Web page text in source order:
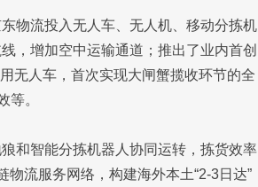
物流投入无人车、无人机、移动分拣机
，增加空中运输通道；推出了业内首创
无人车，首次实现大闸蟹揽收环节的全
等。
和智能分拣机器人协同运转，拣货效率
流服务网络，构建海外本土“2-3日达”